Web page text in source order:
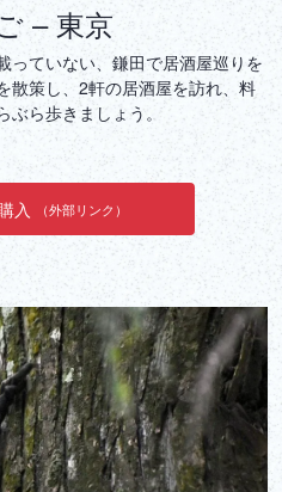
– 東京
っていない、鎌田で居酒屋巡りを
散策し、2軒の居酒屋を訪れ、料
ら歩きましょう。
入 （外部リンク）